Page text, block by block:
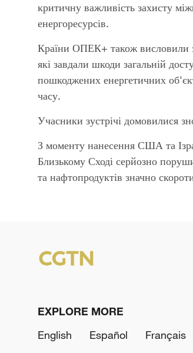
критичну важливість захисту
енергоресурсів.
Країни ОПЕК+ також висловили
які завдали шкоди загальній
пошкоджених енергетичних
часу.
Учасники зустрічі домовилися
З моменту нанесення США та
Близькому Сході серйозно
та нафтопродуктів значно
EXPLORE MORE
English
Español Français